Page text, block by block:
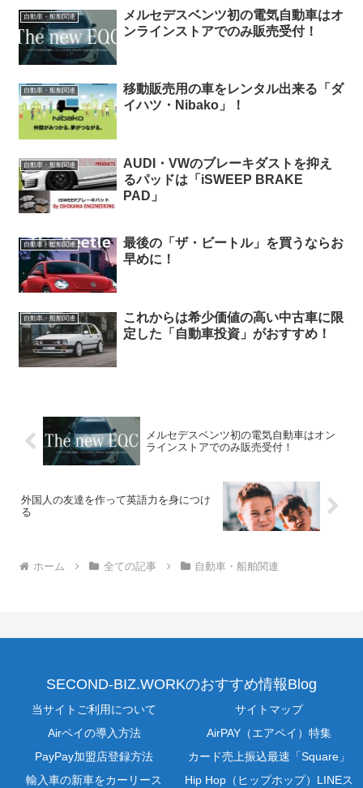
自動車・船舶関連
メルセデスベンツ初の電気自動車はオ
ンラインストアでのみ販売受付！
自動車・船舶関連
移動販売用の車をレンタル出来る「ダ
イハツ・Nibako」！
自動車・船舶関連
AUDI・VWのブレーキダストを抑え
るパッドは「iSWEEP BRAKE
PAD」
自動車・船舶関連
最後の「ザ・ビートル」を買うならお
早めに！
自動車・船舶関連
これからは希少価値の高い中古車に限
定した「自動車投資」がおすすめ！
メルセデスベンツ初の電気自動車はオン
ラインストアでのみ販売受付！
外国人の友達を作って英語力を身につけ
る
ホーム 全ての記事 自動車・船舶関連
SECOND-BIZ.WORKのおすすめ情報Blog
当サイトご利用について
サイトマップ
Airペイの導入方法
AirPAY（エアペイ）特集
PayPay加盟店登録方法
カード売上振込最速「Square」
輸入車の新車をカーリース
Hip Hop（ヒップホップ）LINEス